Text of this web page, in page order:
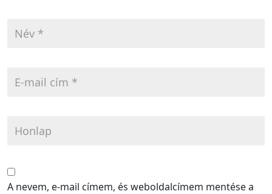
A nevem, e-mail címem, és weboldalcímem mentése a